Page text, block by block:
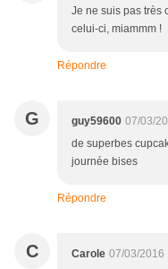
Je ne suis pas très
celui-ci, miammm !
Répondre
G guy59600 07/03/
de superbes
journée bises
Répondre
C Carole 07/03/2016